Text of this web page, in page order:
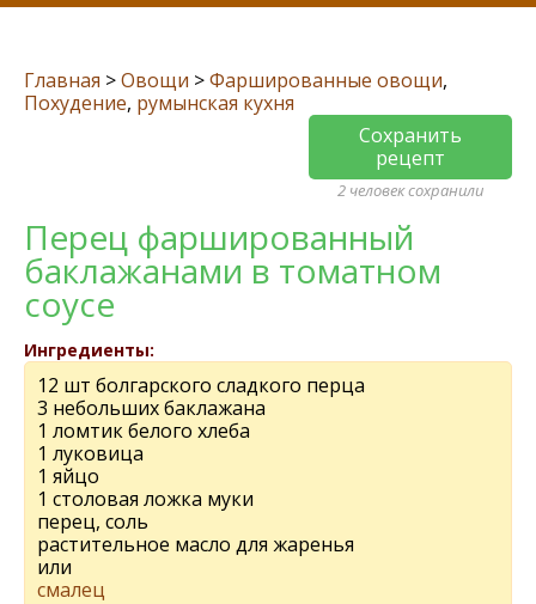
Главная >Овощи >Фаршированные овощи,
Похудение, румынская кухня
Сохранить
рецепт
2 человек сохранили
Перец фаршированный
баклажанами в томатном
соусе
Ингредиенты:
12 шт болгарского сладкого перца
3 небольших баклажана
1 ломтик белого хлеба
1 луковица
1 яйцо
1 столовая ложка муки
перец, соль
растительное масло для жаренья
или
смалец